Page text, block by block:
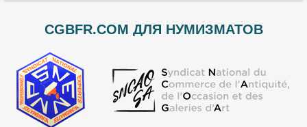
CGBFR.COM ДЛЯ НУМИЗМАТОВ